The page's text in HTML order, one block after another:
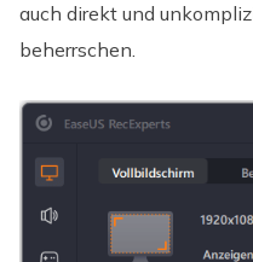
auch direkt und
beherrschen.